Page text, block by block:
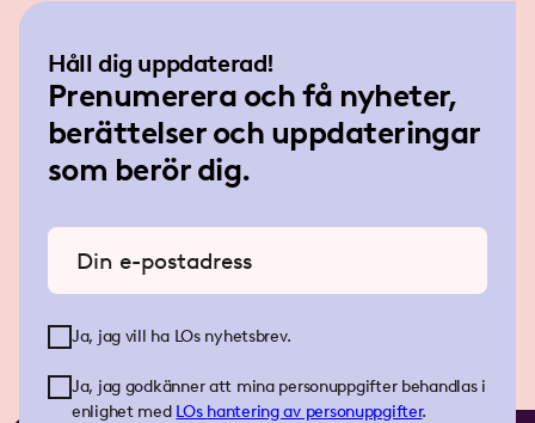
Håll dig uppdaterad!
Prenumerera och få nyheter,
berättelser och uppdateringar
som berör dig.
Ange din e-postadress
Ja, jag vill ha LOs nyhetsbrev.
Ja, jag godkänner att mina personuppgifter behandlas i
enlighet med LOs hantering av personuppgifter.